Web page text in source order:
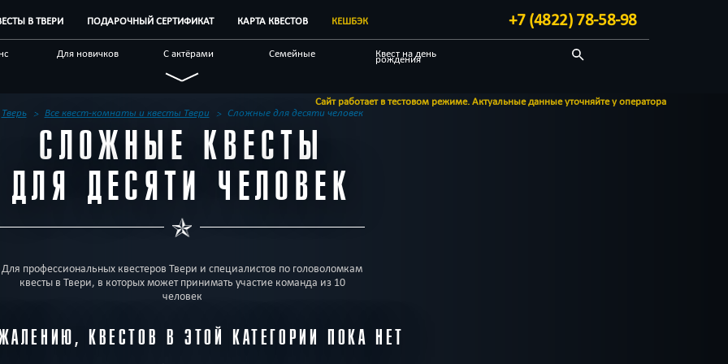
В ТВЕРИ ПОДАРОЧНЫЙ СЕРТИФИКАТ КАРТА КВЕСТОВ КЕШБЭК +7 (4822) 78-58-98
Для новичков С актёрами Семейные Квест на день
рождения
Технологичные
Отзывы на квесты Другой город
Сайт работает в тестовом режиме. Актуальные данные уточняйте у оператора
Тверь Все квест-комнаты и квесты Твери Сложные для десяти человек
СЛОЖНЫЕ КВЕСТЫ
ДЛЯ ДЕСЯТИ ЧЕЛОВЕК
Для профессиональных квестеров Твери и специалистов по головоломкам
квесты в Твери, в которых может принимать участие команда из 10
человек
КВЕСТОВ В ЭТОЙ КАТЕГОРИИ ПОКА НЕТ